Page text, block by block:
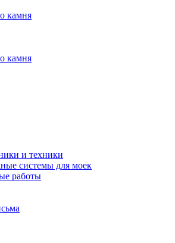
камня
камня
и техники
системы для моек
работы